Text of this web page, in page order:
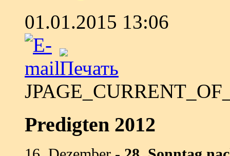
01.01.2015 13:06
Predigten 2012